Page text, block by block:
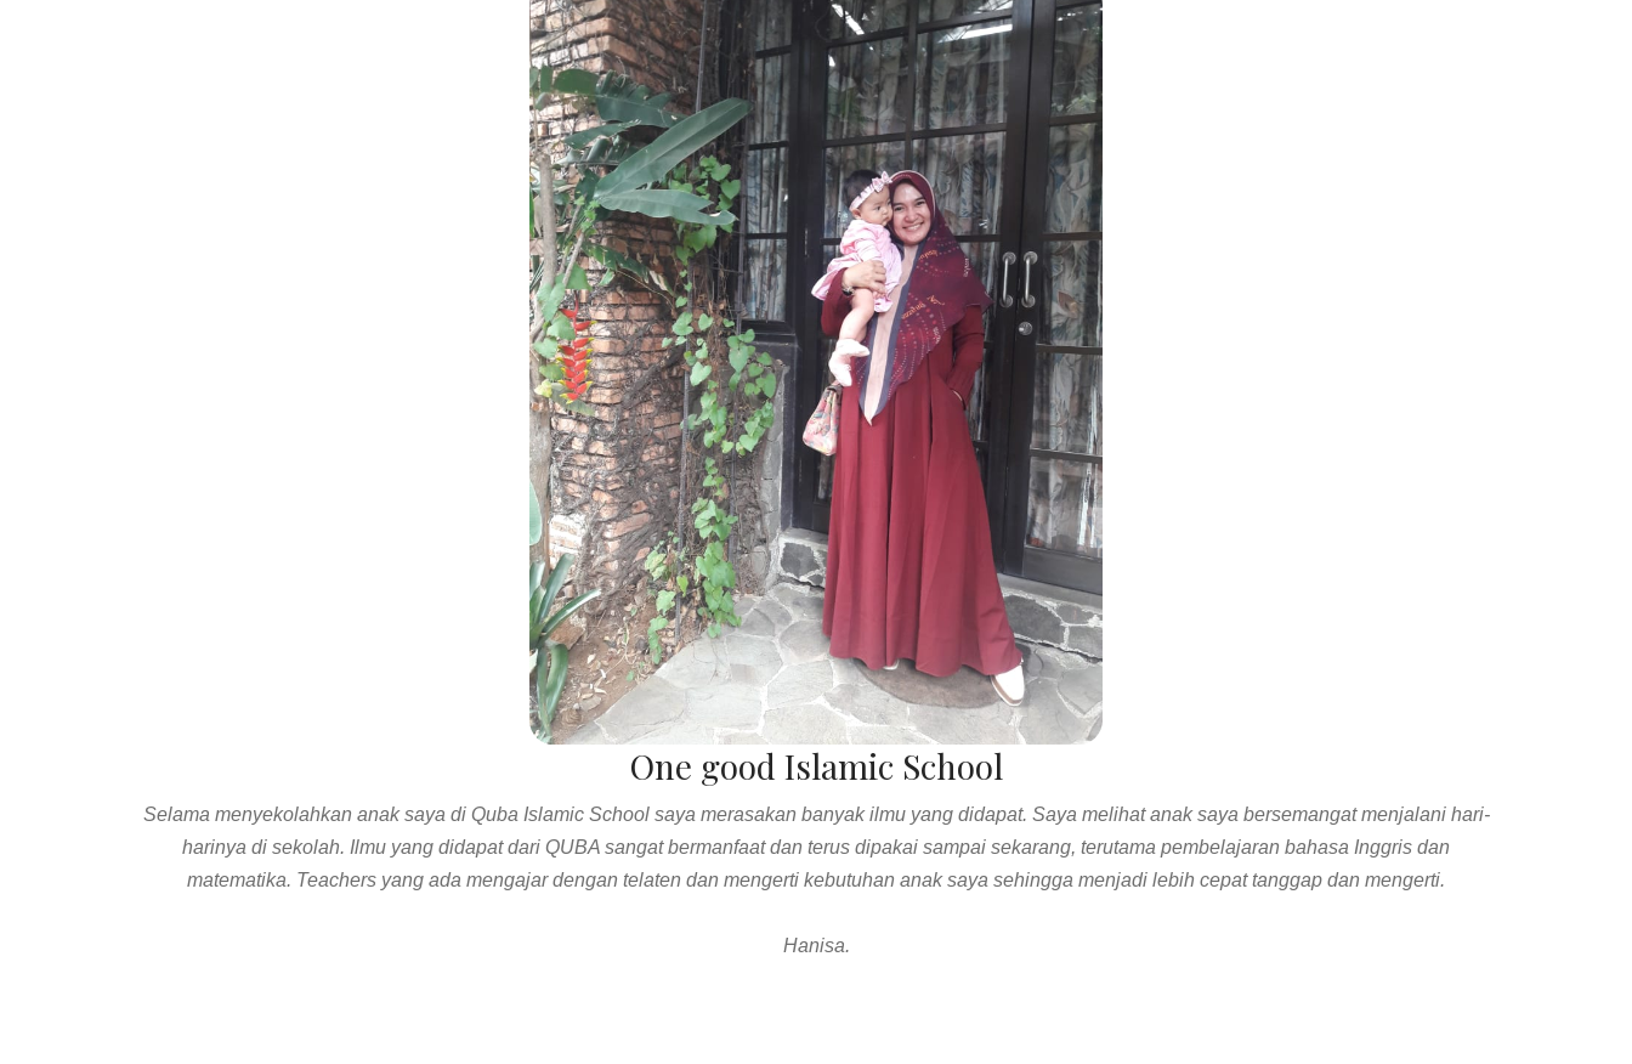
Bersyukur anak-anak saya bersekolah di QUBA. Sekolah yang mengajarkan kedisiplinan, empati dan kemandirian. Pernah anak saya dichallenge 3 hari
untuk tidak melihat dan bermain gadget hp, anak-anak pun mau mengikuti dan berhasil. Guru-gurunya pun luar biasa, selalu memberikan respon positif
terhadap orang tua dan anak. Sukses selalu untuk QUBA.
Ika Aster Lestari Bali
Youtube
Quba Islamic School
Instagram
Quba Islamic School